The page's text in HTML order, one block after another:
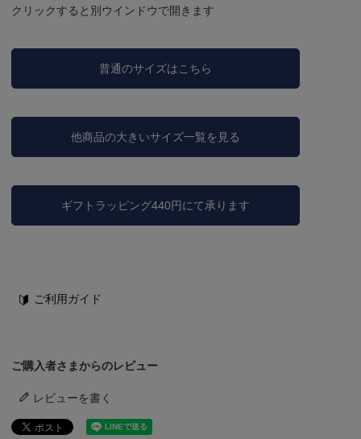
クリックすると別ウインドウで開きます
普通のサイズはこちら
他商品の大きいサイズ一覧を見る
ギフトラッピング440円にて承ります
ご利用ガイド
ご購入者さまからのレビュー
レビューを書く